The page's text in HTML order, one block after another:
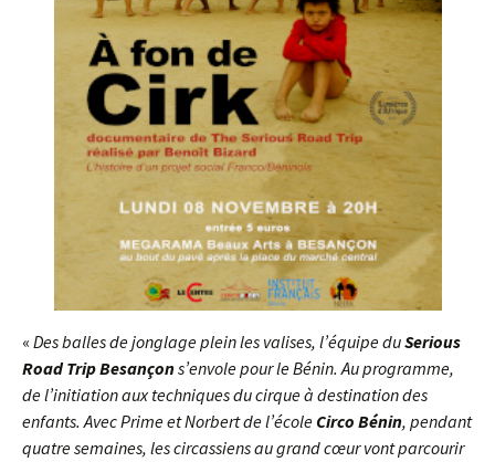
« Des balles de jonglage plein les valises, l’équipe duSerious
Road Trip Besançons’envole pour le Bénin. Au programme,
de l’initiation aux techniques du cirque à destination des
enfants. Avec Prime et Norbert de l’école Circo Bénin, pendant
quatre semaines, les circassiens au grand cœur vont parcourir